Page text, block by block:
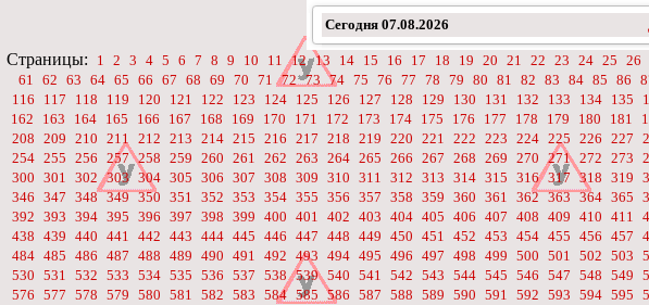
Сегодня 07.08.2026
Страницы: 1 2 3 4 5 6 7 8 9 10 11 12 13 14 15 16 17 18 19 20 21 22 23 24 25 26
61 62 63 64 65 66 67 68 69 70 71 72 73 74 75 76 77 78 79 80 81 82 83 84 85 86
116
117 118 119 120 121 122 123 124 125 126 127 128 129 130 131 132 133 134 135
162
163 164 165 166 167 168 169 170 171 172 173 174 175 176 177 178 179 180 181
208 209 210 211 212 213 214 215 216 217 218 219 220 221 222 223 224 225 226 227
254 255 256 257 258 259 260 261 262 263 264 265 266 267 268 269 270 271 272 273
300 301 302 303 304 305 306 307 308 309 310 311 312 313 314 315 316 317 318 319
346 347 348 349 350 351 352 353 354 355 356 357 358 359 360 361 362 363 364 365
392 393 394 395 396 397 398 399 400 401 402 403 404 405 406 407 408 409 410 411
438 439 440 441 442 443 444 445 446 447 448 449 450 451 452 453 454 455 456 457
484 485 486 487 488 489 490 491 492 493 494 495 496 497 498 499 500 501 502 503
530 531 532 533 534 535 536 537 538 539 540 541 542 543 544 545 546 547 548 549
576 577 578 579 580 581 582 583 584 585 586 587 588 589 590 591 592 593 594 595